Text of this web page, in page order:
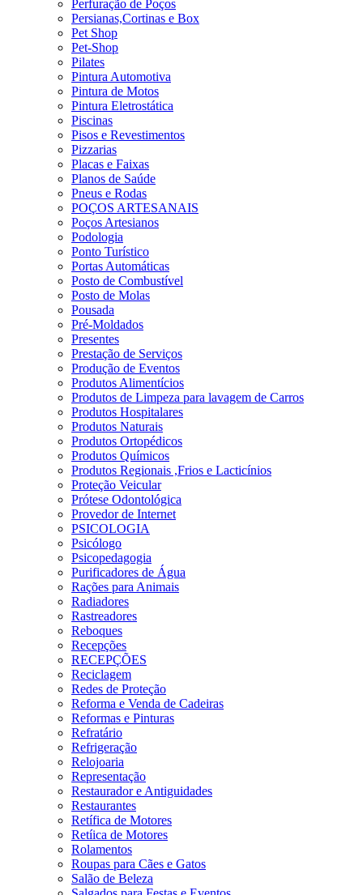
Perfuração de Poços
Persianas,Cortinas e Box
Pet Shop
Pet-Shop
Pilates
Pintura Automotiva
Pintura de Motos
Pintura Eletrostática
Piscinas
Pisos e Revestimentos
Pizzarias
Placas e Faixas
Planos de Saúde
Pneus e Rodas
POÇOS ARTESANAIS
Poços Artesianos
Podologia
Ponto Turístico
Portas Automáticas
Posto de Combustível
Posto de Molas
Pousada
Pré-Moldados
Presentes
Prestação de Serviços
Produção de Eventos
Produtos Alimentícios
Produtos de Limpeza para lavagem de Carros
Produtos Hospitalares
Produtos Naturais
Produtos Ortopédicos
Produtos Químicos
Produtos Regionais ,Frios e Lacticínios
Proteção Veicular
Prótese Odontológica
Provedor de Internet
PSICOLOGIA
Psicólogo
Psicopedagogia
Purificadores de Água
Rações para Animais
Radiadores
Rastreadores
Reboques
Recepções
RECEPÇÕES
Reciclagem
Redes de Proteção
Reforma e Venda de Cadeiras
Reformas e Pinturas
Refratário
Refrigeração
Relojoaria
Representação
Restaurador e Antiguidades
Restaurantes
Retífica de Motores
Retíica de Motores
Rolamentos
Roupas para Cães e Gatos
Salão de Beleza